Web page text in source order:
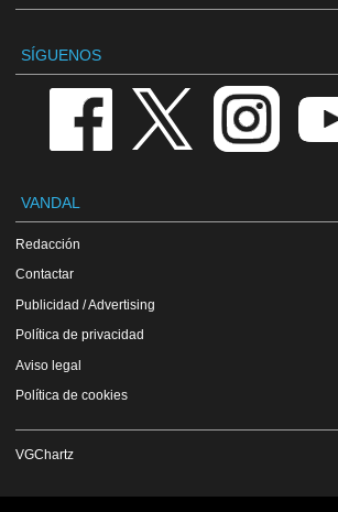
SÍGUENOS
VANDAL
Redacción
Contactar
Publicidad / Advertising
Política de privacidad
Aviso legal
Política de cookies
VGChartz